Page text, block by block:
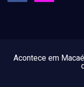
Acontece em